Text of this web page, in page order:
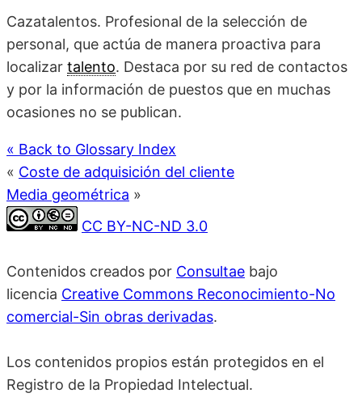
Cazatalentos. Profesional de la selección de
personal, que actúa de manera proactiva para
localizar talento. Destaca por su red de contactos
y por la información de puestos que en muchas
ocasiones no se publican.
« Back to Glossary Index
« Coste de adquisición del cliente
Media geométrica »
CC BY-NC-ND 3.0
Contenidos creados por Consultae bajo
licencia Creative Commons Reconocimiento-No
comercial-Sin obras derivadas.
Los contenidos propios están protegidos en el
Registro de la Propiedad Intelectual.